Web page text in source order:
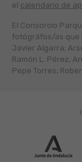
el calendario de
El Consorcio
fotógráfos/as que
Javier Algarra;
Ramón L. Pérez;
Pepe Torres;